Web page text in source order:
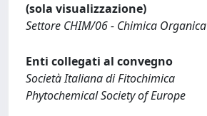
(sola visualizzazione)
Settore CHIM/06 - Chimica Organica
Enti collegati al convegno
Società Italiana di Fitochimica
Phytochemical Society of Europe